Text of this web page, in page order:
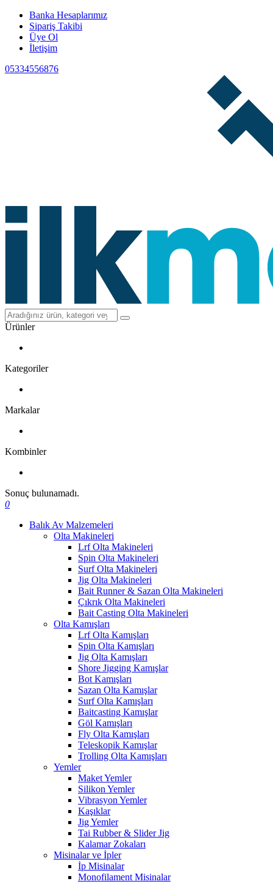
Banka Hesaplarımız
Sipariş Takibi
Üye Ol
İletişim
05334556876
Ürünler
Kategoriler
Markalar
Kombinler
Sonuç bulunamadı.
0
Balık Av Malzemeleri
Olta Makineleri
Lrf Olta Makineleri
Spin Olta Makineleri
Surf Olta Makineleri
Jig Olta Makineleri
Bait Runner & Sazan Olta Makineleri
Çıkrık Olta Makineleri
Bait Casting Olta Makineleri
Olta Kamışları
Lrf Olta Kamışları
Spin Olta Kamışları
Jig Olta Kamışları
Shore Jigging Kamışlar
Bot Kamışları
Sazan Olta Kamışlar
Surf Olta Kamışları
Baitcasting Kamışlar
Göl Kamışları
Fly Olta Kamışları
Teleskopik Kamışlar
Trolling Olta Kamışları
Yemler
Maket Yemler
Silikon Yemler
Vibrasyon Yemler
Kaşıklar
Jig Yemler
Tai Rubber & Slider Jig
Kalamar Zokaları
Misinalar ve İpler
İp Misinalar
Monofilament Misinalar